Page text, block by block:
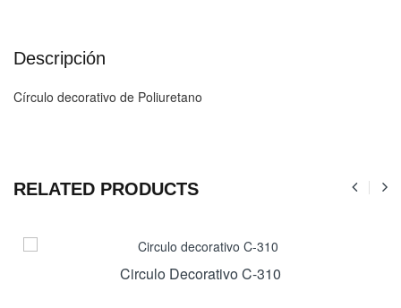
Descripción
Círculo decorativo de Poliuretano
RELATED PRODUCTS
Circulo Decorativo C-310